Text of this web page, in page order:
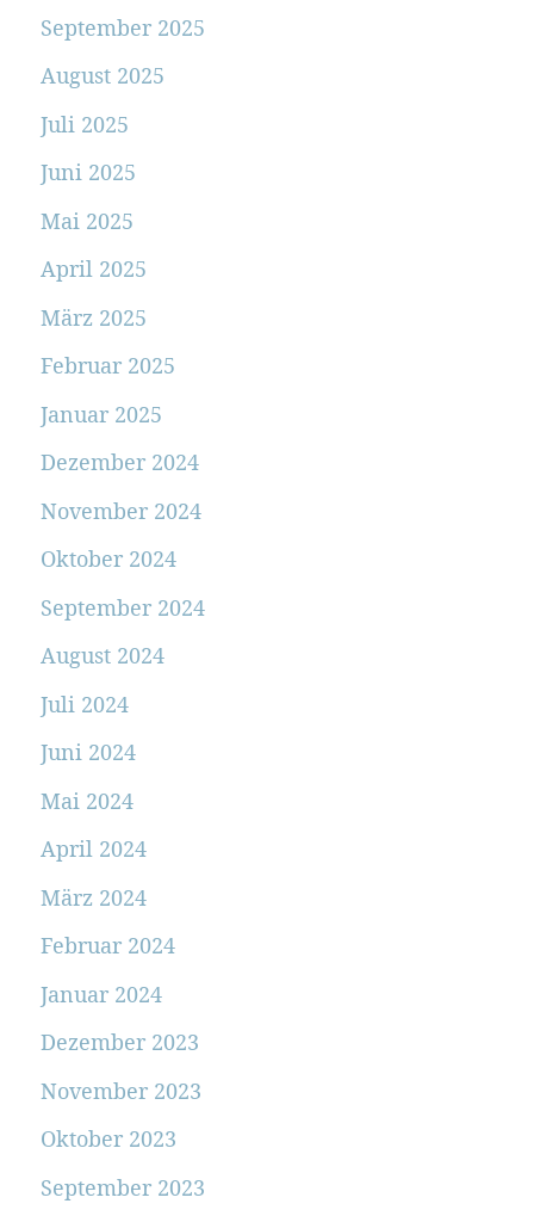
September 2025
August 2025
Juli 2025
Juni 2025
Mai 2025
April 2025
März 2025
Februar 2025
Januar 2025
Dezember 2024
November 2024
Oktober 2024
September 2024
August 2024
Juli 2024
Juni 2024
Mai 2024
April 2024
März 2024
Februar 2024
Januar 2024
Dezember 2023
November 2023
Oktober 2023
September 2023